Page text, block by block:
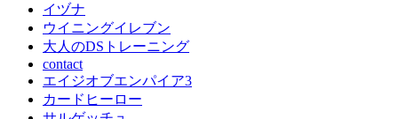
イヅナ
ウイニングイレブン
大人のDSトレーニング
contact
エイジオブエンパイア3
カードヒーロー